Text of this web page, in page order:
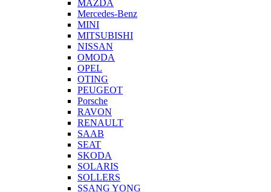
MAZDA
Mercedes-Benz
MINI
MITSUBISHI
NISSAN
OMODA
OPEL
OTING
PEUGEOT
Porsche
RAVON
RENAULT
SAAB
SEAT
SKODA
SOLARIS
SOLLERS
SSANG YONG